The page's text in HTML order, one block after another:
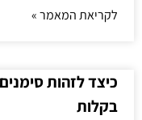
לקריאת המאמר »
כיצד לזהות
בקלות